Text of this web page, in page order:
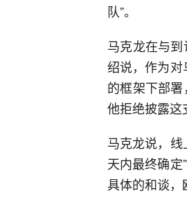
队”。
马克龙在与
绍说，作为对
的框架下部署
他拒绝披露这
马克龙说，
天内最终确
具体的和谈，